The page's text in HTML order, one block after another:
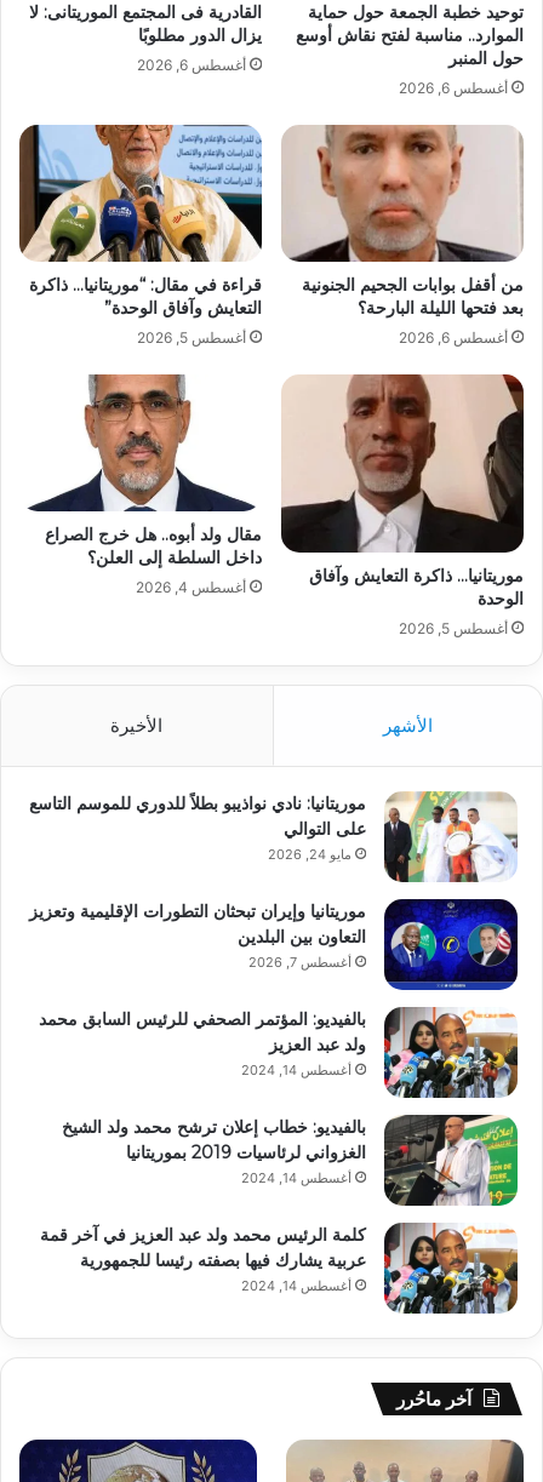
توحيد خطبة الجمعة حول حماية
الموارد.. مناسبة لفتح نقاش أوسع
حول المنبر
أغسطس 6, 2026
القادرية فى المجتمع الموريتانى: لا
يزال الدور مطلوبًا
أغسطس 6, 2026
من أقفل بوابات الجحيم الجنونية
بعد فتحها الليلة البارحة؟
أغسطس 6, 2026
قراءة في مقال: “موريتانيا… ذاكرة
التعايش وآفاق الوحدة”
أغسطس 5, 2026
موريتانيا… ذاكرة التعايش وآفاق
الوحدة
أغسطس 5, 2026
مقال ولد أبوه.. هل خرج الصراع
داخل السلطة إلى العلن؟
أغسطس 4, 2026
الأشهر الأخيرة
موريتانيا: نادي نواذيبو بطلاً للدوري للموسم التاسع
على التوالي
مايو 24, 2026
موريتانيا وإيران تبحثان التطورات الإقليمية وتعزيز
التعاون بين البلدين
أغسطس 7, 2026
بالفيديو: المؤتمر الصحفي للرئيس السابق محمد
ولد عبد العزيز
أغسطس 14, 2024
بالفيديو: خطاب إعلان ترشح محمد ولد الشيخ
الغزواني لرئاسيات 2019 بموريتانيا
أغسطس 14, 2024
كلمة الرئيس محمد ولد عبد العزيز في آخر قمة
عربية يشارك فيها بصفته رئيسا للجمهورية
أغسطس 14, 2024
آخر ماحُرر